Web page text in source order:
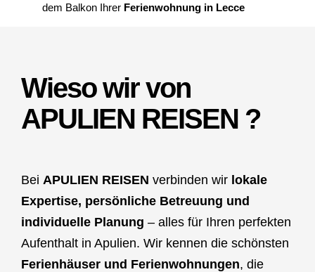
dem Balkon Ihrer Ferienwohnung in Lecce
Wieso wir von
APULIEN REISEN ?
Bei APULIEN REISEN verbinden wir lokale
Expertise, persönliche Betreuung und
individuelle Planung – alles für Ihren perfekten
Aufenthalt in Apulien. Wir kennen die schönsten
Ferienhäuser und Ferienwohnungen, die